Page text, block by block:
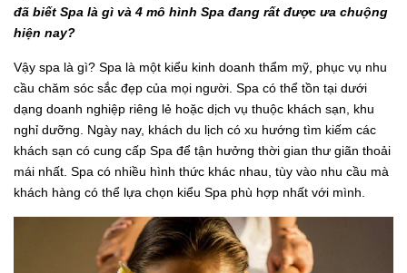
đã biết Spa là gì và 4 mô hình Spa đang rất được ưa chuộng
hiện nay?
Vậy spa là gì? Spa là một kiểu kinh doanh thẩm mỹ, phục vụ nhu
cầu chăm sóc sắc đẹp của mọi người. Spa có thể tồn tại dưới
dạng doanh nghiệp riêng lẻ hoặc dịch vụ thuộc khách sạn, khu
nghỉ dưỡng. Ngày nay, khách du lịch có xu hướng tìm kiếm các
khách sạn có cung cấp Spa để tận hưởng thời gian thư giãn thoải
mái nhất. Spa có nhiều hình thức khác nhau, tùy vào nhu cầu mà
khách hàng có thể lựa chọn kiểu Spa phù hợp nhất với mình.